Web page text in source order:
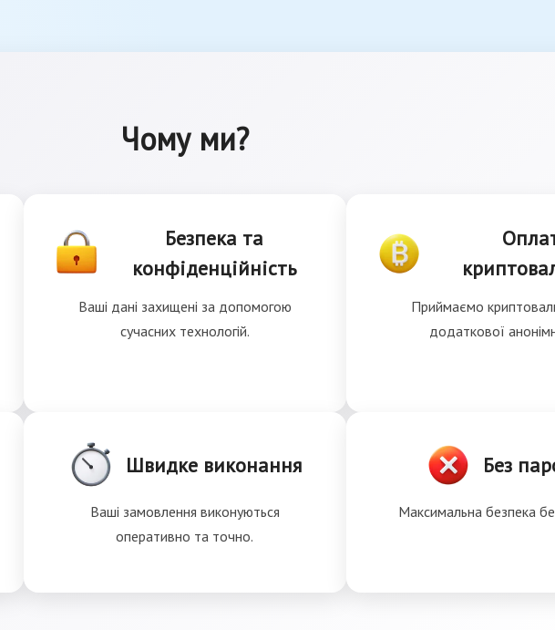
Чому ми?
Безпека та
конфіденційність
Ваші дані захищені за допомогою
сучасних технологій.
Приймаємо
додаткової
Швидке виконання
Ваші замовлення виконуються
оперативно та точно.
Без
Максимальна безпека